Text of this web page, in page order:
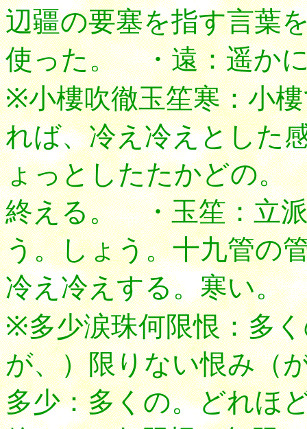
辺疆の要塞を指す言葉
使った。 ・遠：遥か
※小樓吹徹玉笙寒：小
れば、冷え冷えとした
ょっとしたたかどの。
終える。 ・玉笙：立
う。しょう。十九管の
冷え冷えする。寒い。
※多少涙珠何限恨：多
が、）限りない恨み（
多少：多くの。どれほ